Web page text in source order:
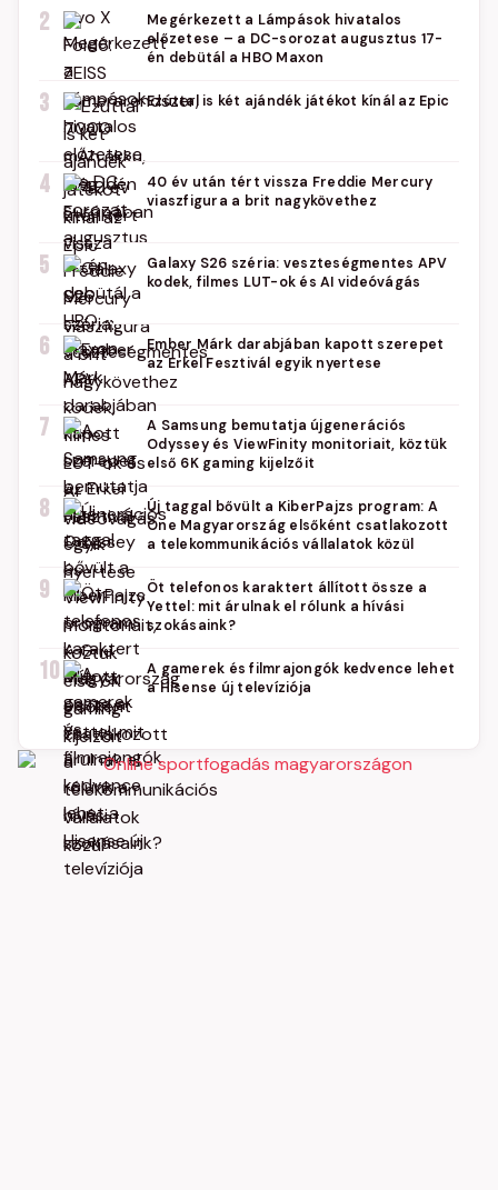
2
Megérkezett a Lámpások hivatalos
előzetese – a DC-sorozat augusztus 17-
én debütál a HBO Maxon
3 Ezúttal is két ajándék játékot kínál az Epic
4
40 év után tért vissza Freddie Mercury
viaszfigura a brit nagykövethez
5
Galaxy S26 széria: veszteségmentes APV
kodek, filmes LUT-ok és AI videóvágás
6
Ember Márk darabjában kapott szerepet
az Erkel Fesztivál egyik nyertese
7
A Samsung bemutatja újgenerációs
Odyssey és ViewFinity monitoriait, köztük
első 6K gaming kijelzőit
8
Új taggal bővült a KiberPajzs program: A
One Magyarország elsőként csatlakozott
a telekommunikációs vállalatok közül
9
Öt telefonos karaktert állított össze a
Yettel: mit árulnak el rólunk a hívási
szokásaink?
10
A gamerek és filmrajongók kedvence lehet
a Hisense új televíziója